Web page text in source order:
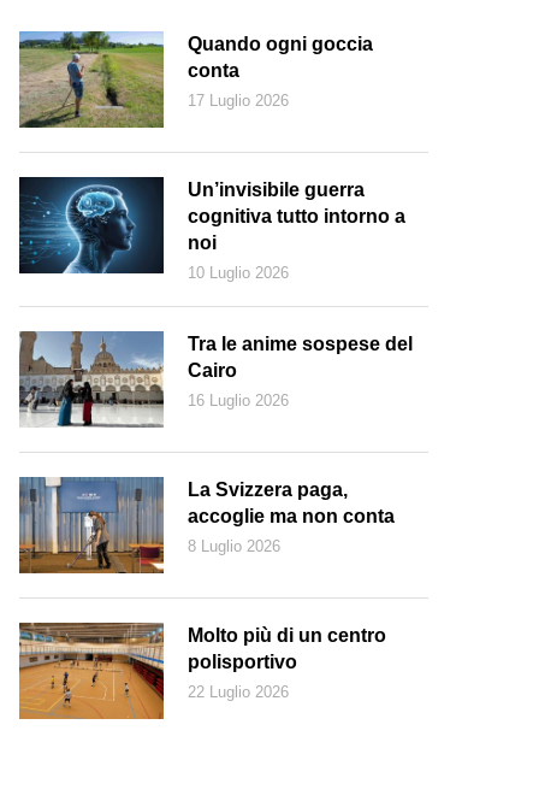
Quando ogni goccia
conta
17 Luglio 2026
Un’invisibile guerra
cognitiva tutto intorno a
noi
10 Luglio 2026
Tra le anime sospese del
Cairo
16 Luglio 2026
La Svizzera paga,
accoglie ma non conta
8 Luglio 2026
Molto più di un centro
polisportivo
22 Luglio 2026